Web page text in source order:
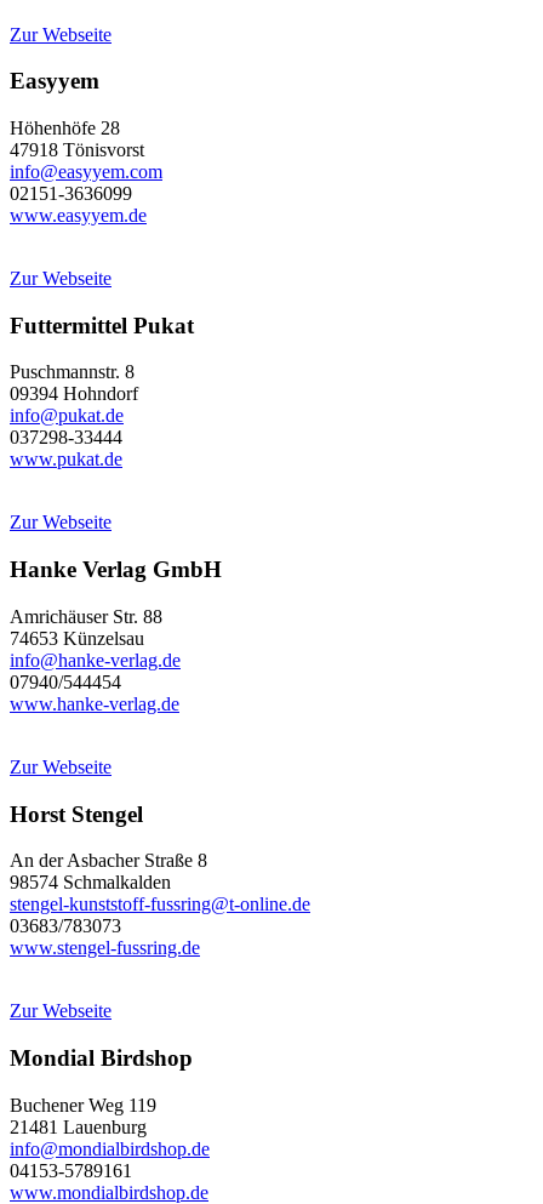
Zur Webseite
Easyyem
Höhenhöfe 28
47918 Tönisvorst
info@easyyem.com
02151-3636099
www.easyyem.de
Zur Webseite
Futtermittel Pukat
Puschmannstr. 8
09394 Hohndorf
info@pukat.de
037298-33444
www.pukat.de
Zur Webseite
Hanke Verlag GmbH
Amrichäuser Str. 88
74653 Künzelsau
info@hanke-verlag.de
07940/544454
www.hanke-verlag.de
Zur Webseite
Horst Stengel
An der Asbacher Straße 8
98574 Schmalkalden
stengel-kunststoff-fussring@t-online.de
03683/783073
www.stengel-fussring.de
Zur Webseite
Mondial Birdshop
Buchener Weg 119
21481 Lauenburg
info@mondialbirdshop.de
04153-5789161
www.mondialbirdshop.de